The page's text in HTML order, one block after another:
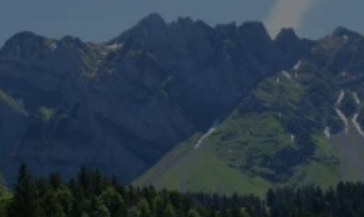
KLAUENPFLEGESTAND ZUM
AUSBORGEN